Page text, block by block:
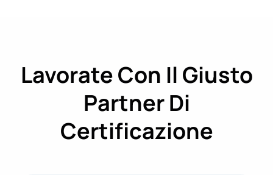
PPWR
DIVENTA
PIÙ
CHIARO
Lavorate Con Il Giusto
Partner Di
Certificazione